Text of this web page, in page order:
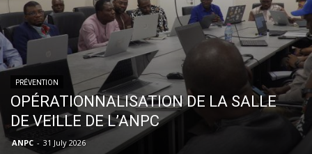
PRÉVENTION
OPÉRATIONNALISATION DE LA SALLE
DE VEILLE DE L’ANPC
ANPC - 31 July 2026